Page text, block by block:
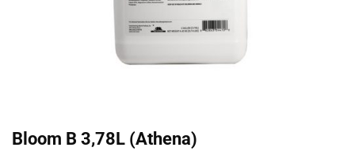
Bloom B 3,78L (Athena)